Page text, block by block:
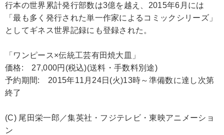
行本の世界累計発行部数は3億を越え、2015年6月には
「最も多く発行された単一作家によるコミックシリーズ」
としてギネス世界記録にも登録された。
「ワンピース×伝統工芸有田焼大皿」
価格: 27,000円(税込)(送料・手数料別途)
予約期間: 2015年11月24日(火)13時～準備数に達し次第
終了
(C) 尾田栄一郎／集英社・フジテレビ・東映アニメーショ
ン